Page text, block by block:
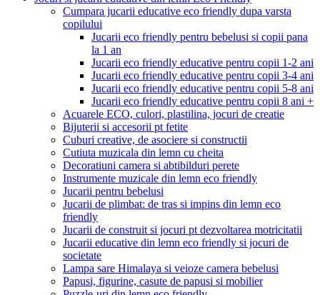
Cumpara jucarii educative eco friendly dupa varsta
copilului
Jucarii eco friendly pentru bebelusi si copii pana
la 1 an
Jucarii eco friendly educative pentru copii 1-2 ani
Jucarii eco friendly educative pentru copii 3-4 ani
Jucarii eco friendly educative pentru copii 5-8 ani
Jucarii eco friendly educative pentru copii 8 ani +
Acuarele ECO, culori, plastilina, jocuri de creatie
Bijuterii si accesorii pt fetite
Cuburi creative, de asociere si constructii
Cutiuta muzicala din lemn cu cheita
Decoratiuni camera si abtibilduri perete
Instrumente muzicale din lemn eco friendly
Jucarii pentru bebelusi
Jucarii de plimbat: de tras si impins din lemn eco
friendly
Jucarii de construit si jocuri pt dezvoltarea motricitatii
Jucarii educative din lemn eco friendly si jocuri de
societate
Lampa sare Himalaya si veioze camera bebelusi
Papusi, figurine, casute de papusi si mobilier